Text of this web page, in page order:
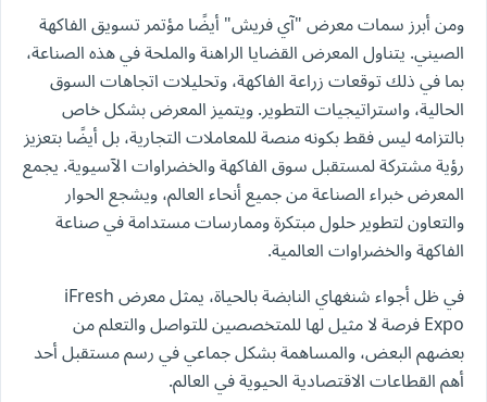
ومن أبرز سمات معرض "آي فريش" أيضًا مؤتمر تسويق الفاكهة
الصيني. يتناول المعرض القضايا الراهنة والملحة في هذه الصناعة،
بما في ذلك توقعات زراعة الفاكهة، وتحليلات اتجاهات السوق
الحالية، واستراتيجيات التطوير. ويتميز المعرض بشكل خاص
بالتزامه ليس فقط بكونه منصة للمعاملات التجارية، بل أيضًا بتعزيز
رؤية مشتركة لمستقبل سوق الفاكهة والخضراوات الآسيوية. يجمع
المعرض خبراء الصناعة من جميع أنحاء العالم، ويشجع الحوار
والتعاون لتطوير حلول مبتكرة وممارسات مستدامة في صناعة
الفاكهة والخضراوات العالمية.
في ظل أجواء شنغهاي النابضة بالحياة، يمثل معرض iFresh
Expo فرصة لا مثيل لها للمتخصصين للتواصل والتعلم من
بعضهم البعض، والمساهمة بشكل جماعي في رسم مستقبل أحد
أهم القطاعات الاقتصادية الحيوية في العالم.